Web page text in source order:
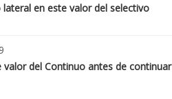
en este valor del selectivo
del Continuo antes de continuar